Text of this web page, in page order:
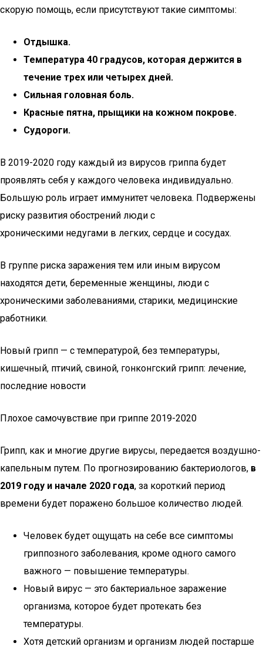
скорую помощь, если присутствуют такие симптомы:
Отдышка.
Температура 40 градусов, которая держится в
течение трех или четырех дней.
Сильная головная боль.
Красные пятна, прыщики на кожном покрове.
Судороги.
В 2019-2020 году каждый из вирусов гриппа будет
проявлять себя у каждого человека индивидуально.
Большую роль играет иммунитет человека. Подвержены
риску развития обострений люди с
хроническими недугами в легких, сердце и сосудах.
В группе риска заражения тем или иным вирусом
находятся дети, беременные женщины, люди с
хроническими заболеваниями, старики, медицинские
работники.
Новый грипп — с температурой, без температуры,
кишечный, птичий, свиной, гонконгский грипп: лечение,
последние новости
Плохое самочувствие при гриппе 2019-2020
Грипп, как и многие другие вирусы, передается воздушно-
капельным путем. По прогнозированию бактериологов, в
2019 году и начале 2020 года, за короткий период
времени будет поражено большое количество людей.
Человек будет ощущать на себе все симптомы
гриппозного заболевания, кроме одного самого
важного — повышение температуры.
Новый вирус — это бактериальное заражение
организма, которое будет протекать без
температуры.
Хотя детский организм и организм людей постарше